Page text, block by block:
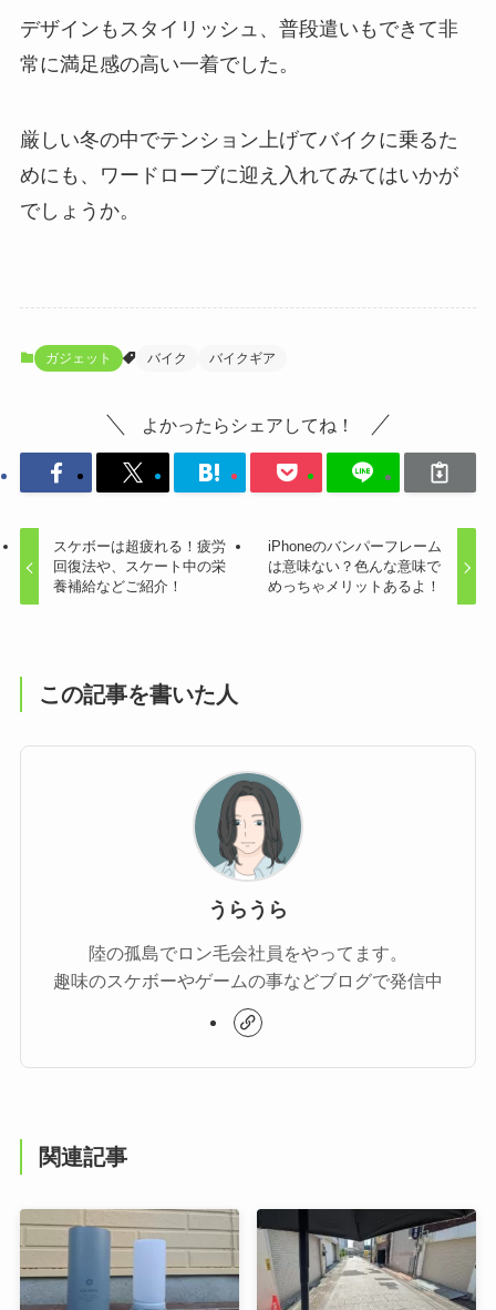
デザインもスタイリッシュ、普段遣いもできて非
常に満足感の高い一着でした。
厳しい冬の中でテンション上げてバイクに乗るた
めにも、ワードローブに迎え入れてみてはいかが
でしょうか。
ガジェット バイク バイクギア
よかったらシェアしてね！
スケボーは超疲れる！疲労
回復法や、スケート中の栄
養補給などご紹介！
iPhoneのバンパーフレーム
は意味ない？色んな意味で
めっちゃメリットあるよ！
この記事を書いた人
うらうら
陸の孤島でロン毛会社員をやってます。
趣味のスケボーやゲームの事などブログで発信中
関連記事